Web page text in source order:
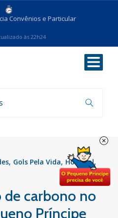
Convênios e Particular
às 22h24
Gols Pela Vida Hospital
de carbono no
Príncipe